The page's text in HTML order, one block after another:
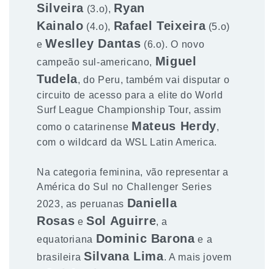
Silveira (3.o), Ryan
Kainalo (4.o), Rafael Teixeira(5.o)
eWeslley Dantas (6.o). O novo
campeão sul-americano, Miguel
Tudela, do Peru, também vai disputar o
circuito de acesso para a elite do World
Surf League Championship Tour, assim
como o catarinense Mateus Herdy,
com o wildcard da WSL Latin America.
Na categoria feminina, vão representar a
América do Sul no Challenger Series
2023, as peruanas Daniella
Rosas eSol Aguirre, a
equatoriana Dominic Baronae a
brasileiraSilvana Lima. A mais jovem